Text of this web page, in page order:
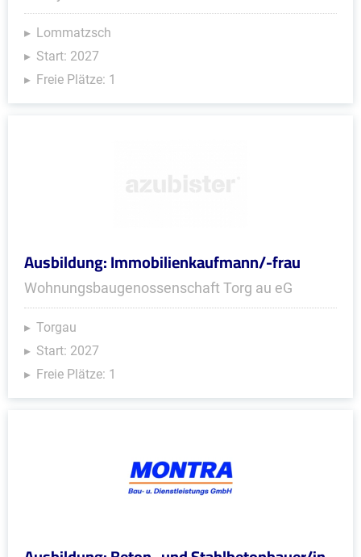
Lommatzsch
Start: 2027
Freie Plätze: 1
Ausbildung: Immobilienkaufmann/-frau
Wohnungsbaugenossenschaft Torg au eG
Torgau
Start: 2027
Freie Plätze: 1